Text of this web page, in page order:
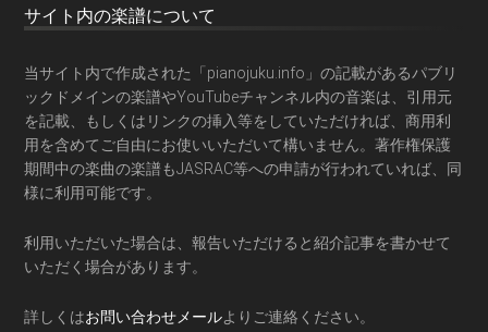
サイト内の楽譜について
当サイト内で作成された「pianojuku.info」の記載があるパブリ
ックドメインの楽譜やYouTubeチャンネル内の音楽は、引用元
を記載、もしくはリンクの挿入等をしていただければ、商用利
用を含めてご自由にお使いいただいて構いません。著作権保護
期間中の楽曲の楽譜もJASRAC等への申請が行われていれば、同
様に利用可能です。
利用いただいた場合は、報告いただけると紹介記事を書かせて
いただく場合があります。
詳しくはお問い合わせメールよりご連絡ください。